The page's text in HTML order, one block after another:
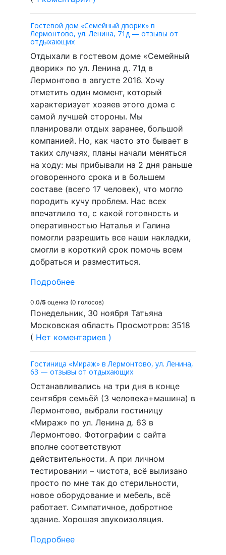
Гостевой дом «Семейный дворик» в
Лермонтово, ул. Ленина, 71д — отзывы от
отдыхающих
Отдыхали в гостевом доме «Семейный
дворик» по ул. Ленина д. 71д в
Лермонтово в августе 2016. Хочу
отметить один момент, который
характеризует хозяев этого дома с
самой лучшей стороны. Мы
планировали отдых заранее, большой
компанией. Но, как часто это бывает в
таких случаях, планы начали меняться
на ходу: мы прибывали на 2 дня раньше
оговоренного срока и в большем
составе (всего 17 человек), что могло
породить кучу проблем. Нас всех
впечатлило то, с какой готовность и
оперативностью Наталья и Галина
помогли разрешить все наши накладки,
смогли в короткий срок помочь всем
добраться и разместиться.
Подробнее
0.0/5 оценка (0 голосов)
Понедельник, 30 ноября Татьяна
Московская область Просмотров: 3518
( Нет коментариев )
Гостиница «Мираж» в Лермонтово, ул. Ленина,
63 — отзывы от отдыхающих
Останавливались на три дня в конце
сентября семьёй (3 человека+машина) в
Лермонтово, выбрали гостиницу
«Мираж» по ул. Ленина д. 63 в
Лермонтово. Фотографии с сайта
вполне соответствуют
действительности. А при личном
тестировании – чистота, всё вылизано
просто по мне так до стерильности,
новое оборудование и мебель, всё
работает. Симпатичное, добротное
здание. Хорошая звукоизоляция.
Подробнее